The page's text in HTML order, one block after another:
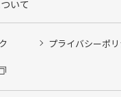
いて
プライバシーポ
/その他ピット作業の予約
えを希望のクローク契約
会員の方はご利用いただけ